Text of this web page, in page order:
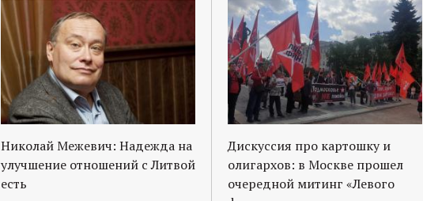
Николай Межевич: Надежда на
улучшение отношений с Литвой
есть
Дискуссия про картошку и
олигархов: в Москве прошел
очередной митинг «Левого